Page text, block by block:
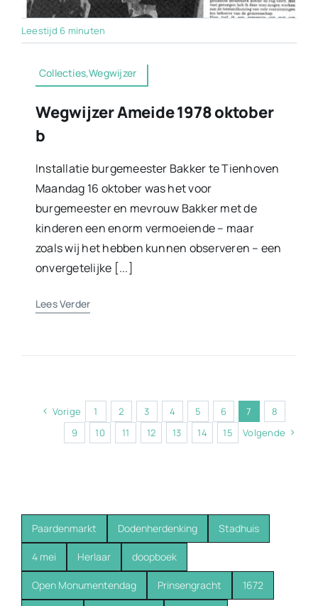
Leestijd 6 minuten
Collecties,Wegwijzer
Wegwijzer Ameide 1978 oktober
b
Installatie burgemeester Bakker te Tienhoven
Maandag 16 oktober was het voor
burgemeester en mevrouw Bakker met de
kinderen een enorm vermoeiende – maar
zoals wij het hebben kunnen observeren – een
onvergetelijke [...]
Lees Verder
Vorige 1 2 3 4 5 6 7
8
9
10 11 12 13 14 15 Volgende
Paardenmarkt Dodenherdenking Stadhuis
4 mei Herlaar doopboek
Open Monumentendag Prinsengracht 1672